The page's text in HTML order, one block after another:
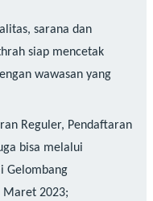
sarana dan
siap mencetak
wawasan yang
Reguler, Pendaftaran
bisa melalui
Gelombang
Maret 2023;